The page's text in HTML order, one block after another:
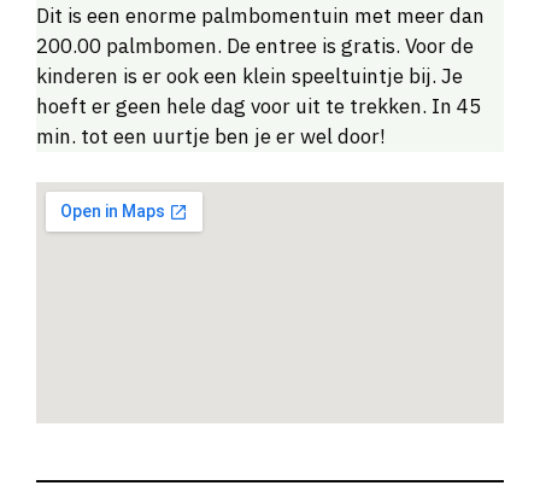
Dit is een enorme palmbomentuin met meer dan
200.00 palmbomen. De entree is gratis. Voor de
kinderen is er ook een klein speeltuintje bij. Je
hoeft er geen hele dag voor uit te trekken. In 45
min. tot een uurtje ben je er wel door!